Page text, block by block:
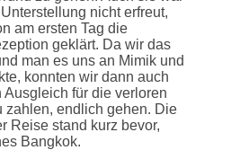
nicht erfreut,
am ersten Tag die
geklärt. Da wir das
man es uns an Mimik und
konnten wir dann auch
für die verloren
zahlen, endlich gehen. Die
Reise stand kurz bevor,
Bangkok.